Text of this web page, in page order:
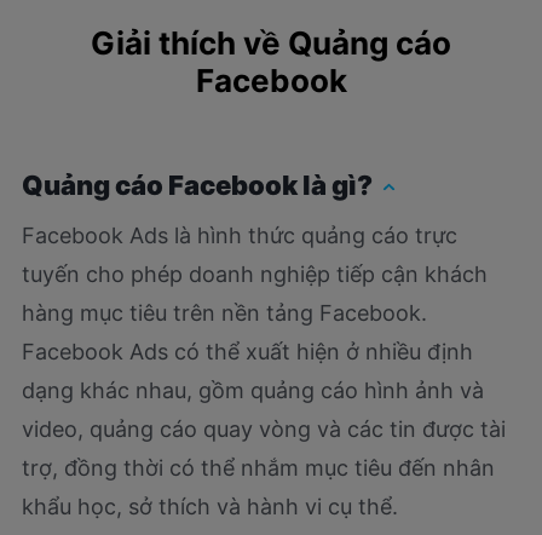
Giải thích về Quảng cáo
Facebook
Quảng cáo Facebook là gì?
Facebook Ads là hình thức quảng cáo trực
tuyến cho phép doanh nghiệp tiếp cận khách
hàng mục tiêu trên nền tảng Facebook.
Facebook Ads có thể xuất hiện ở nhiều định
dạng khác nhau, gồm quảng cáo hình ảnh và
video, quảng cáo quay vòng và các tin được tài
trợ, đồng thời có thể nhắm mục tiêu đến nhân
khẩu học, sở thích và hành vi cụ thể.